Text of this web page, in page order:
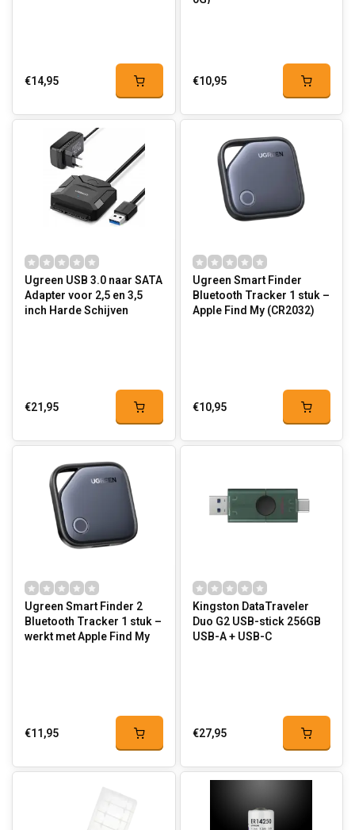
€14,95 €10,95
Ugreen USB 3.0 naar SATA
Adapter voor 2,5 en 3,5
inch Harde Schijven
€21,95
Ugreen Smart Finder
Bluetooth Tracker 1 stuk –
Apple Find My (CR2032)
€10,95
Ugreen Smart Finder 2
Bluetooth Tracker 1 stuk –
werkt met Apple Find My
€11,95
Kingston DataTraveler
Duo G2 USB-stick 256GB
USB-A + USB-C
€27,95